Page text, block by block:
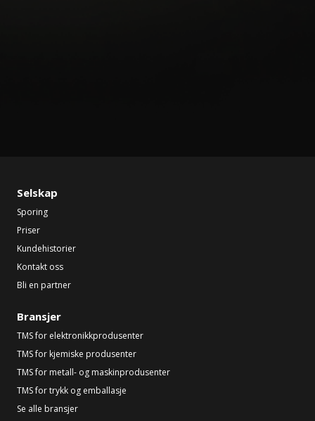
Selskap
Sporing
Priser
Kundehistorier
Kontakt oss
Bli en partner
Bransjer
TMS for elektronikkprodusenter
TMS for kjemiske produsenter
TMS for metall- og maskinprodusenter
TMS for trykk og emballasje
Se alle bransjer